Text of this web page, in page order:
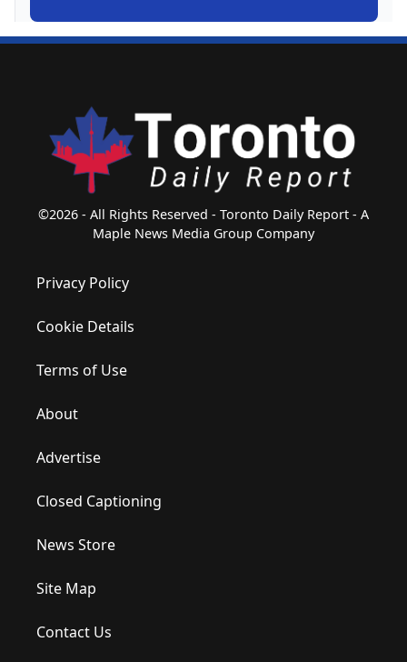
©2026 - All Rights Reserved - Toronto Daily Report - A
Maple News Media Group Company
Privacy Policy
Cookie Details
Terms of Use
About
Advertise
Closed Captioning
News Store
Site Map
Contact Us